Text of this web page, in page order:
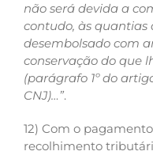
não será devida a
contudo, às
desembolsado com
conservação do que
(parágrafo 1º do
CNJ)…”.
12) Com o
recolhimento